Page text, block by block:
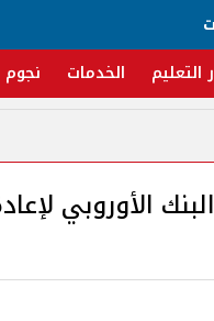
التعليم الخدمات نجوم
الأوروبي